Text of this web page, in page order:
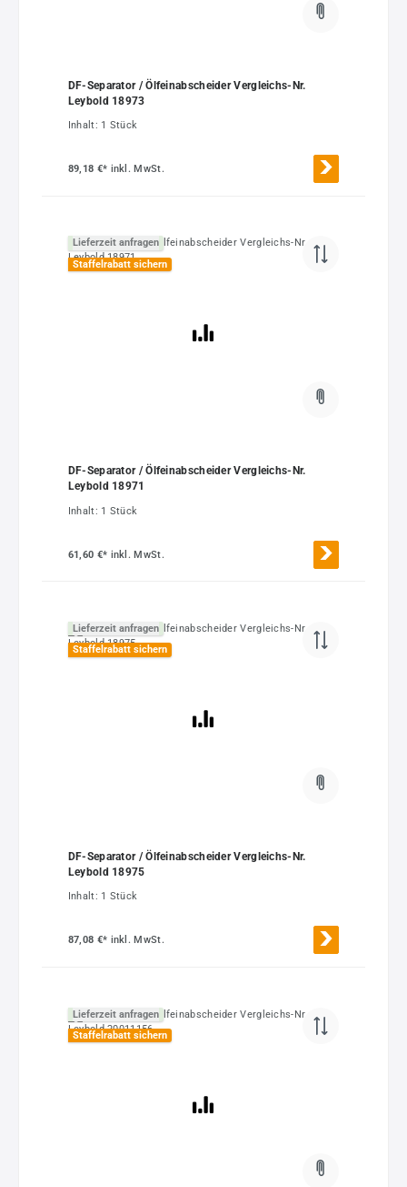
DF-Separator / Ölfeinabscheider Vergleichs-Nr.
Leybold 18973
Inhalt: 1 Stück
89,18 €* inkl. MwSt.
Lieferzeit anfragen
Staffelrabatt sichern
DF-Separator / Ölfeinabscheider Vergleichs-Nr.
Leybold 18971
Inhalt: 1 Stück
61,60 €* inkl. MwSt.
Lieferzeit anfragen
Staffelrabatt sichern
DF-Separator / Ölfeinabscheider Vergleichs-Nr.
Leybold 18975
Inhalt: 1 Stück
87,08 €* inkl. MwSt.
Lieferzeit anfragen
Staffelrabatt sichern